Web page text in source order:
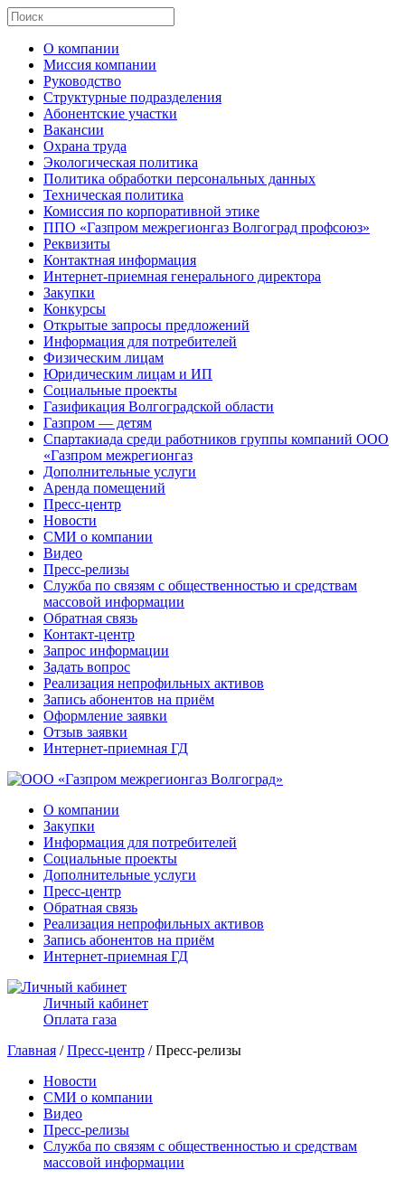
О компании
Миссия компании
Руководство
Структурные подразделения
Абонентские участки
Вакансии
Охрана труда
Экологическая политика
Политика обработки персональных данных
Техническая политика
Комиссия по корпоративной этике
ППО «Газпром межрегионгаз Волгоград профсоюз»
Реквизиты
Контактная информация
Интернет-приемная генерального директора
Закупки
Конкурсы
Открытые запросы предложений
Информация для потребителей
Физическим лицам
Юридическим лицам и ИП
Социальные проекты
Газификация Волгоградской области
Газпром — детям
Спартакиада среди работников группы компаний ООО
«Газпром межрегионгаз
Дополнительные услуги
Аренда помещений
Пресс-центр
Новости
СМИ о компании
Видео
Пресс-релизы
Служба по связям с общественностью и средствам
массовой информации
Обратная связь
Контакт-центр
Запрос информации
Задать вопрос
Реализация непрофильных активов
Запись абонентов на приём
Оформление заявки
Отзыв заявки
Интернет-приемная ГД
О компании
Закупки
Информация для потребителей
Социальные проекты
Дополнительные услуги
Пресс-центр
Обратная связь
Реализация непрофильных активов
Запись абонентов на приём
Интернет-приемная ГД
Личный кабинет
Оплата газа
Главная /Пресс-центр / Пресс-релизы
Новости
СМИ о компании
Видео
Пресс-релизы
Служба по связям с общественностью и средствам
массовой информации